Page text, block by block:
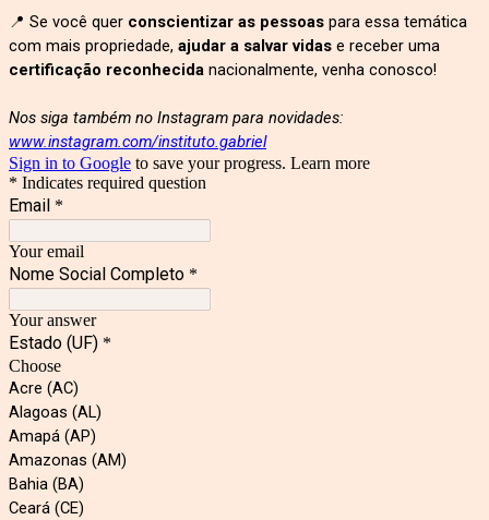
📍 Se você quer conscientizar as pessoas para essa temática
com mais propriedade, ajudar a salvar vidas e receber uma
certificação reconhecida nacionalmente, venha conosco!
Nos siga também no Instagram para novidades:
www.instagram.com/instituto.gabriel
Sign in to Google to save your progress. Learn more
* Indicates required question
Email *
Your email
Nome Social Completo *
Your answer
Estado (UF) *
Choose
Acre (AC)
Alagoas (AL)
Amapá (AP)
Amazonas (AM)
Bahia (BA)
Ceará (CE)